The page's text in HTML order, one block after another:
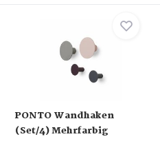
PONTO Wandhaken
(Set/4) Mehrfarbig